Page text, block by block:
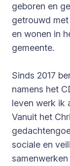
geboren en
getrouwd
en wonen in
gemeente.
Sinds 2017
namens het
leven werk ik
Vanuit het
sociale en